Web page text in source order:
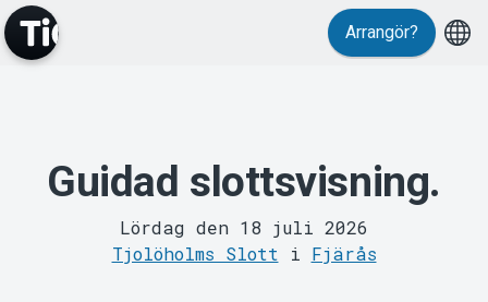
MyTickster
Arrangör?
Guidad slottsvisning.
Lördag den 18 juli 2026
Tjolöholms Slott i Fjärås